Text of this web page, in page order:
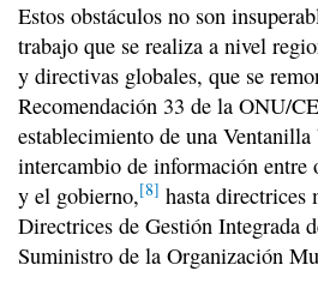
Estos obstáculos no son
trabajo que se realiza a nivel
y directivas globales, que se
Recomendación 33 de la ONU/
establecimiento de una
intercambio de información entre
y el gobierno,[8] hasta directrices
Directrices de Gestión Integrada
Suministro de la Organización